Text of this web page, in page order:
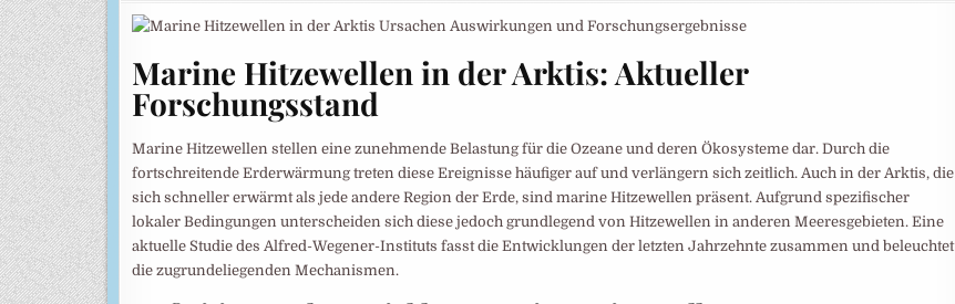
Marine Hitzewellen in der Arktis: Aktueller
Forschungsstand
Marine Hitzewellen stellen eine zunehmende Belastung für die Ozeane und deren Ökosysteme dar. Durch die
fortschreitende Erderwärmung treten diese Ereignisse häufiger auf und verlängern sich zeitlich. Auch in der Arktis, die
sich schneller erwärmt als jede andere Region der Erde, sind marine Hitzewellen präsent. Aufgrund spezifischer
lokaler Bedingungen unterscheiden sich diese jedoch grundlegend von Hitzewellen in anderen Meeresgebieten. Eine
aktuelle Studie des Alfred-Wegener-Instituts fasst die Entwicklungen der letzten Jahrzehnte zusammen und beleuchtet
die zugrundeliegenden Mechanismen.